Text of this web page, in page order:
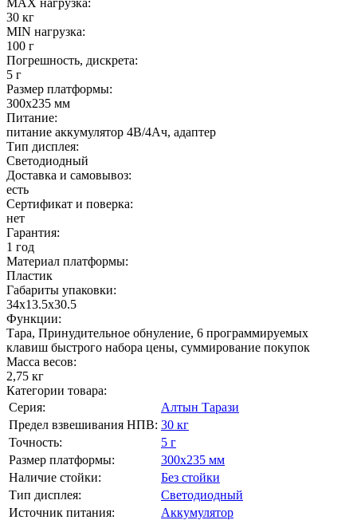
MAX нагрузка:
30 кг
MIN нагрузка:
100 г
Погрешность, дискрета:
5 г
Размер платформы:
300х235 мм
Питание:
питание аккумулятор 4В/4Ач, адаптер
Тип дисплея:
Светодиодный
Доставка и самовывоз:
есть
Сертификат и поверка:
нет
Гарантия:
1 год
Материал платформы:
Пластик
Габариты упаковки:
34x13.5x30.5
Функции:
Тара, Принудительное обнуление, 6 программируемых
клавиш быстрого набора цены, суммирование покупок
Масса весов:
2,75 кг
Категории товара:
Серия:
Алтын Тарази
Предел взвешивания НПВ: 30 кг
Точность:
5 г
Размер платформы:
300х235 мм
Наличие стойки:
Без стойки
Тип дисплея:
Светодиодный
Источник питания:
Аккумулятор